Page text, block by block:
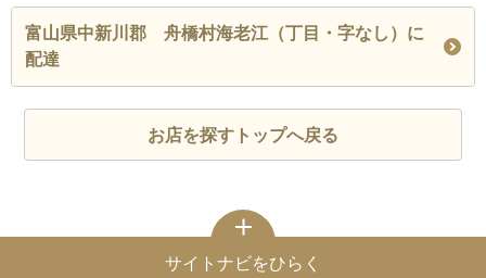
富山県中新川郡 舟橋村海老江（丁目・字なし）に
配達
お店を探すトップへ戻る
サイトナビをひらく